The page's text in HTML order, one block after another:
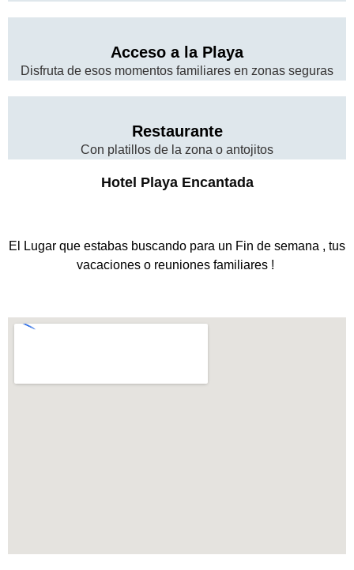
Acceso a la Playa
Disfruta de esos momentos familiares en zonas seguras
Restaurante
Con platillos de la zona o antojitos
Hotel Playa Encantada
El Lugar que estabas buscando para un Fin de semana , tus
vacaciones o reuniones familiares !